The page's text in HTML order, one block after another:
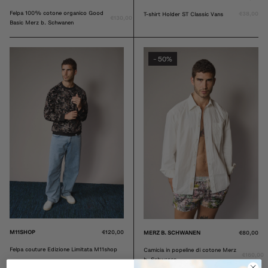
Felpa 100% cotone organico Good
Basic Merz b. Schwanen
T-shirt Holder ST Classic Vans
M11SHOP €120,00
Felpa couture Edizione Limitata M11shop
- 50%
MERZ B. SCHWANEN €80,00
Camicia in popeline di cotone Merz
b. Schwanen